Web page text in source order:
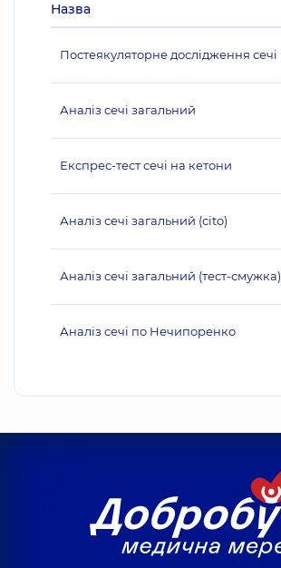
Назва
Постеякуляторне дослідження сечі
Аналіз сечі загальний
Експрес-тест сечі на кетони
Аналіз сечі загальний (сito)
Аналіз сечі загальний (тест-смужка)
Аналіз сечі по Нечипоренко